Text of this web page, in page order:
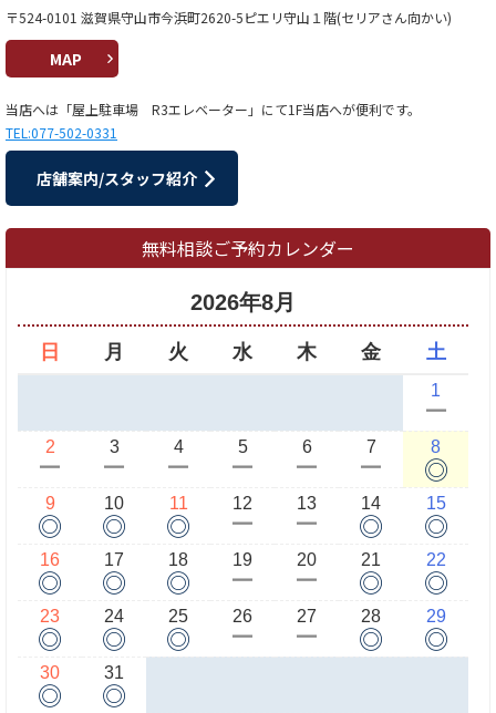
〒524-0101 滋賀県守山市今浜町2620-5ピエリ守山１階(セリアさん向かい)
MAP
当店へは「屋上駐車場 R3エレベーター」にて1F当店へが便利です。
TEL:077-502-0331
店舗案内/スタッフ紹介
無料相談ご予約カレンダー
2026年8月
日 月 火 水 木 金 土
1
ー
2
ー
3
ー
4
ー
5
ー
6
ー
7
ー
8
◎
9
◎
10
◎
11
◎
12
ー
13
ー
14
◎
15
◎
16
◎
17
◎
18
◎
19
ー
20
ー
21
◎
22
◎
23
◎
24
◎
25
◎
26
ー
27
ー
28
◎
29
◎
30
◎
31
◎